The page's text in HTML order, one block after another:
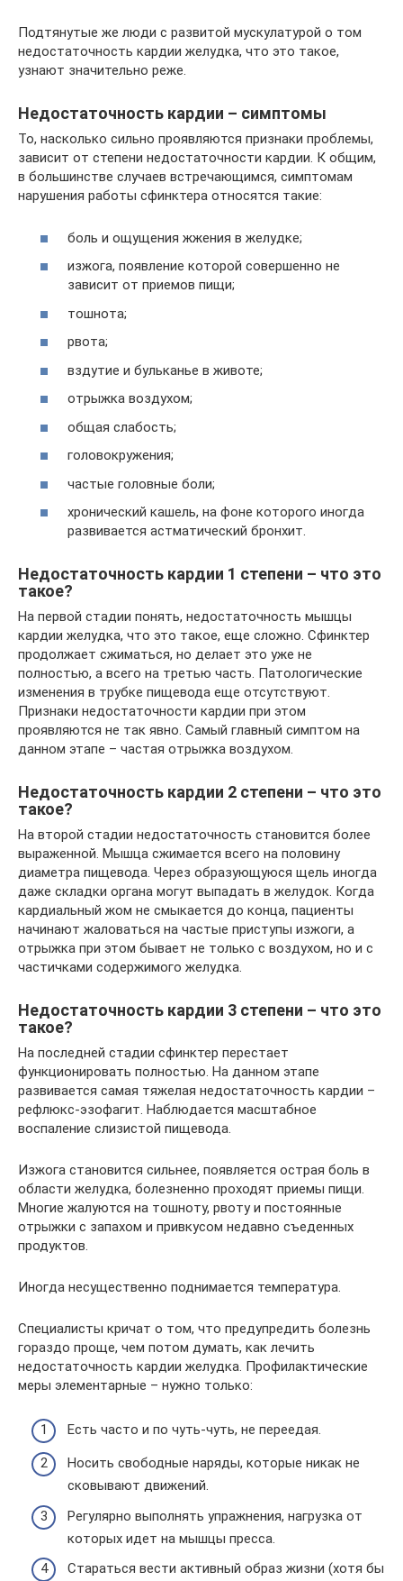
Подтянутые же люди с развитой мускулатурой о том
недостаточность кардии желудка, что это такое,
узнают значительно реже.
Недостаточность кардии – симптомы
То, насколько сильно проявляются признаки проблемы,
зависит от степени недостаточности кардии. К общим,
в большинстве случаев встречающимся, симптомам
нарушения работы сфинктера относятся такие:
боль и ощущения жжения в желудке;
изжога, появление которой совершенно не
зависит от приемов пищи;
тошнота;
рвота;
вздутие и бульканье в животе;
отрыжка воздухом;
общая слабость;
головокружения;
частые головные боли;
хронический кашель, на фоне которого иногда
развивается астматический бронхит.
Недостаточность кардии 1 степени – что это
такое?
На первой стадии понять, недостаточность мышцы
кардии желудка, что это такое, еще сложно. Сфинктер
продолжает сжиматься, но делает это уже не
полностью, а всего на третью часть. Патологические
изменения в трубке пищевода еще отсутствуют.
Признаки недостаточности кардии при этом
проявляются не так явно. Самый главный симптом на
данном этапе – частая отрыжка воздухом.
Недостаточность кардии 2 степени – что это
такое?
На второй стадии недостаточность становится более
выраженной. Мышца сжимается всего на половину
диаметра пищевода. Через образующуюся щель иногда
даже складки органа могут выпадать в желудок. Когда
кардиальный жом не смыкается до конца, пациенты
начинают жаловаться на частые приступы изжоги, а
отрыжка при этом бывает не только с воздухом, но и с
частичками содержимого желудка.
Недостаточность кардии 3 степени – что это
такое?
На последней стадии сфинктер перестает
функционировать полностью. На данном этапе
развивается самая тяжелая недостаточность кардии –
рефлюкс-эзофагит. Наблюдается масштабное
воспаление слизистой пищевода.
Изжога становится сильнее, появляется острая боль в
области желудка, болезненно проходят приемы пищи.
Многие жалуются на тошноту, рвоту и постоянные
отрыжки с запахом и привкусом недавно съеденных
продуктов.
Иногда несущественно поднимается температура.
Специалисты кричат о том, что предупредить болезнь
гораздо проще, чем потом думать, как лечить
недостаточность кардии желудка. Профилактические
меры элементарные – нужно только:
Есть часто и по чуть-чуть, не переедая.
Носить свободные наряды, которые никак не
сковывают движений.
Регулярно выполнять упражнения, нагрузка от
которых идет на мышцы пресса.
Стараться вести активный образ жизни (хотя бы